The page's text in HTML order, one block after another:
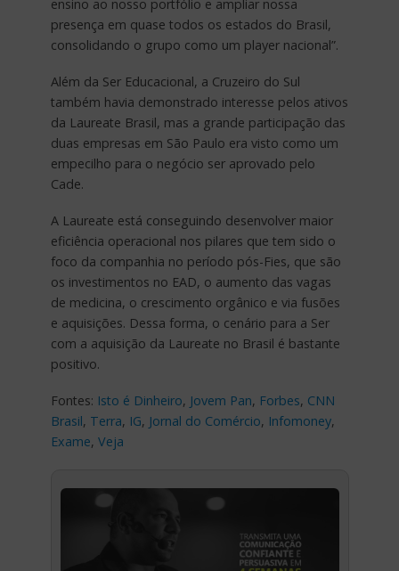
ensino ao nosso portfólio e ampliar nossa
presença em quase todos os estados do Brasil,
consolidando o grupo como um player nacional”.
Além da Ser Educacional, a Cruzeiro do Sul
também havia demonstrado interesse pelos ativos
da Laureate Brasil, mas a grande participação das
duas empresas em São Paulo era visto como um
empecilho para o negócio ser aprovado pelo
Cade.
A Laureate está conseguindo desenvolver maior
eficiência operacional nos pilares que tem sido o
foco da companhia no período pós-Fies, que são
os investimentos no EAD, o aumento das vagas
de medicina, o crescimento orgânico e via fusões
e aquisições. Dessa forma, o cenário para a Ser
com a aquisição da Laureate no Brasil é bastante
positivo.
Fontes: Isto é Dinheiro, Jovem Pan, Forbes, CNN
Brasil, Terra, IG, Jornal do Comércio, Infomoney,
Exame, Veja